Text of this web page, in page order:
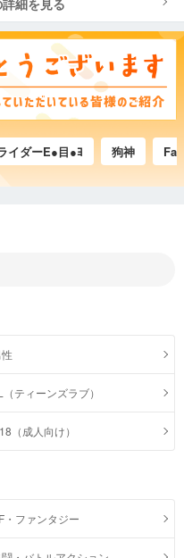
細を見る
ーE●目●ﾖ Fajiano
（ティーンズラブ）
（成人向け）
・ファンタジー